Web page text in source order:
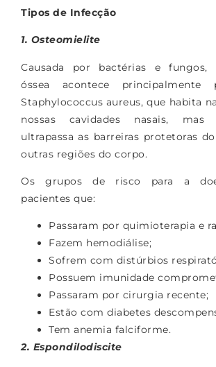
Tipos de Infecção
1. Osteomielite
Causada por bactérias e fungos,
óssea acontece principalmente
Staphylococcus aureus, que habita
nossas cavidades nasais, mas
ultrapassa as barreiras protetoras
outras regiões do corpo.
Os grupos de risco para a
pacientes que:
Passaram por quimioterapia e
Fazem hemodiálise;
Sofrem com distúrbios
Possuem imunidade
Passaram por cirurgia recente;
Estão com diabetes
Tem anemia falciforme.
2. Espondilodiscite